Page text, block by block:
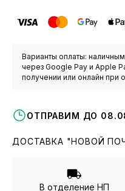
Варианты оплаты:
через Google Pay и Apple
получении или онлайн при
ОТПРАВИМ ДО
ДОСТАВКА "НОВОЙ
В отделение НП